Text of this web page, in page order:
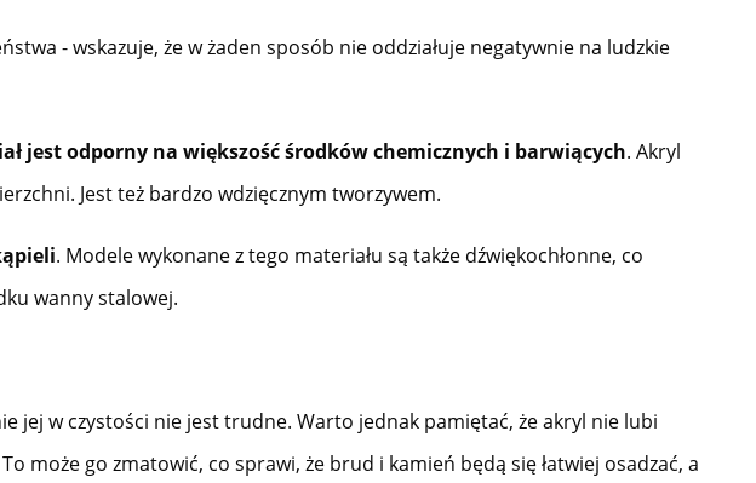
- wskazuje, że w żaden sposób nie oddziałuje negatywnie na ludzkie
jest odporny na większość środków chemicznych i barwiących. Akryl
Jest też bardzo wdzięcznym tworzywem.
. Modele wykonane z tego materiału są także dźwiękochłonne, co
wanny stalowej.
jej w czystości nie jest trudne. Warto jednak pamiętać, że akryl nie lubi
może go zmatowić, co sprawi, że brud i kamień będą się łatwiej osadzać, a